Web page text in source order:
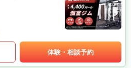
体験・相談予約